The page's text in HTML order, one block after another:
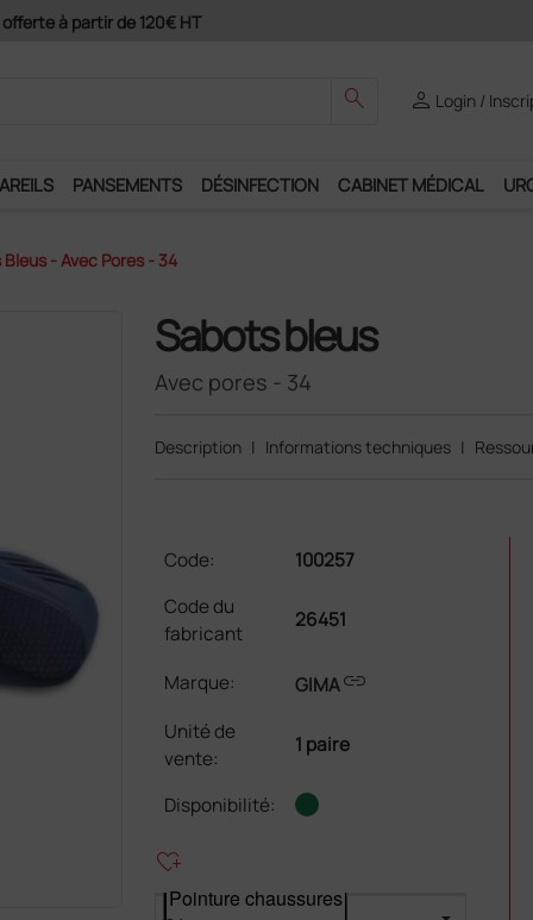
4X avec Paypal
search person Login /
PANSEMENTS DÉSINFECTION CABINET MÉDICAL
- Avec Pores - 34
Sabots bleus
Avec pores - 34
Description | Informations techniques |
Code:
100257
Code du
fabricant
26451
Marque: GIMAlink
Unité de
vente:
1 paire
Disponibilité:
heart_plus
Pointure chaussures